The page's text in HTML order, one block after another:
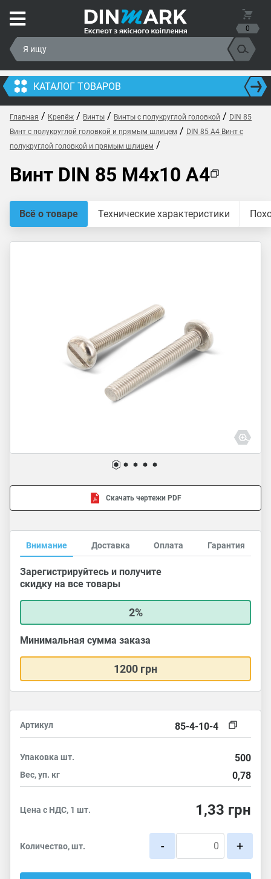
0
КАТАЛОГ ТОВАРОВ
Главная / Крепёж / Винты / Винты с полукруглой головкой / DIN 85
Винт с полукруглой головкой и прямым шлицем / DIN 85 A4 Винт с
полукруглой головкой и прямым шлицем /
Винт DIN 85 M4x10 A4
Всё о товаре Технические характеристики
Скачать чертежи PDF
Внимание Доставка Оплата Гарантия
Зарегистрируйтесь и получите
скидку на все товары
2%
Минимальная сумма заказа
1200 грн
Артикул 85-4-10-4
Упаковка шт. 500
Вес, уп. кг 0,78
Цена с НДС, 1 шт. 1,33 грн
Количество, шт. - +